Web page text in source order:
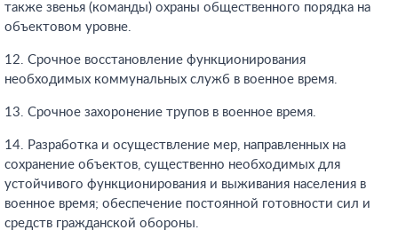
также звенья (команды) охраны общественного порядка на
объектовом уровне.
12. Срочное восстановление функционирования
необходимых коммунальных служб в военное время.
13. Срочное захоронение трупов в военное время.
14. Разработка и осуществление мер, направленных на
сохранение объектов, существенно необходимых для
устойчивого функционирования и выживания населения в
военное время; обеспечение постоянной готовности сил и
средств гражданской обороны.